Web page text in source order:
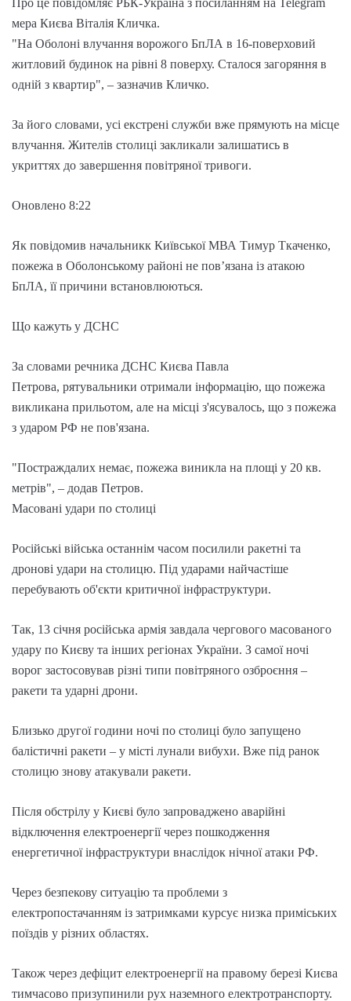
мера Києва Віталія Кличка.
"На Оболоні влучання ворожого БпЛА в 16-поверховий
житловий будинок на рівні 8 поверху. Сталося загоряння в
одній з квартир", – зазначив Кличко.
За його словами, усі екстрені служби вже прямують на місце
влучання. Жителів столиці закликали залишатись в
укриттях до завершення повітряної тривоги.
Оновлено 8:22
Як повідомив начальникк Київської МВА Тимур Ткаченко,
пожежа в Оболонському районі не повʼязана із атакою
БпЛА, її причини встановлюються.
Що кажуть у ДСНС
За словами речника ДСНС Києва Павла
Петрова, рятувальники отримали інформацію, що пожежа
викликана прильотом, але на місці з'ясувалось, що з пожежа
з ударом РФ не пов'язана.
"Постраждалих немає, пожежа виникла на площі у 20 кв.
метрів", – додав Петров.
Масовані удари по столиці
Російські війська останнім часом посилили ракетні та
дронові удари на столицю. Під ударами найчастіше
перебувають об'єкти критичної інфраструктури.
Так, 13 січня російська армія завдала чергового масованого
удару по Києву та інших регіонах України. З самої ночі
ворог застосовував різні типи повітряного озброєння –
ракети та ударні дрони.
Близько другої години ночі по столиці було запущено
балістичні ракети – у місті лунали вибухи. Вже під ранок
столицю знову атакували ракети.
Після обстрілу у Києві було запроваджено аварійні
відключення електроенергії через пошкодження
енергетичної інфраструктури внаслідок нічної атаки РФ.
Через безпекову ситуацію та проблеми з
електропостачанням із затримками курсує низка приміських
поїздів у різних областях.
Також через дефіцит електроенергії на правому березі Києва
тимчасово призупинили рух наземного електротранспорту.